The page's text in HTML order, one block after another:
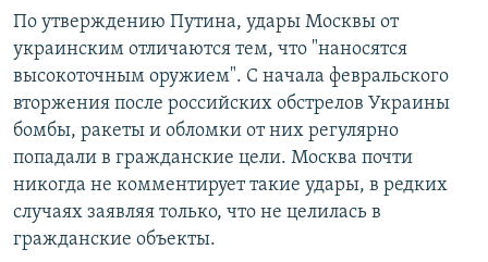
По утверждению Путина, удары Москвы от
украинским отличаются тем, что "наносятся
высокоточным оружием". С начала февральского
вторжения после российских обстрелов Украины
бомбы, ракеты и обломки от них регулярно
попадали в гражданские цели. Москва почти
никогда не комментирует такие удары, в редких
случаях заявляя только, что не целилась в
гражданские объекты.